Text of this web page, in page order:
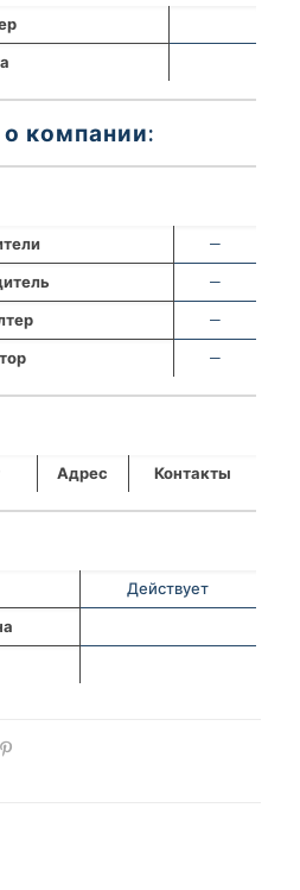
компании:
—
—
—
—
Адрес Контакты
Действует